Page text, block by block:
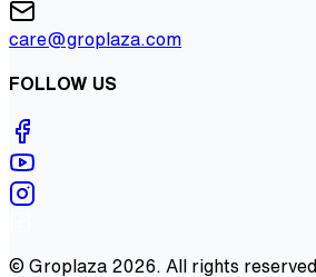
care@groplaza.com
FOLLOW US
© Groplaza 2026. All rights reserved